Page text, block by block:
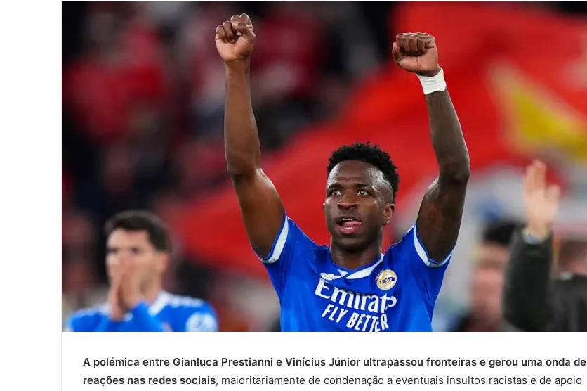
A polémica entre Gianluca Prestianni e Vinícius Júnior ultrapassou fronteiras e gerou uma onda de
reações nas redes sociais, maioritariamente de condenação a eventuais insultos racistas e de apoio